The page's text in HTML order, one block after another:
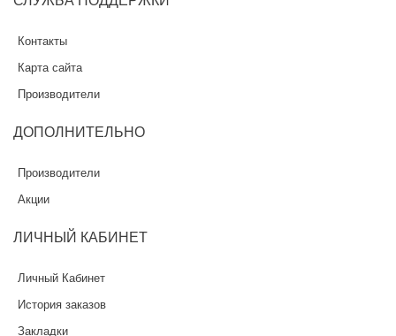
Контакты
Карта сайта
Производители
ДОПОЛНИТЕЛЬНО
Производители
Акции
ЛИЧНЫЙ КАБИНЕТ
Личный Кабинет
История заказов
Закладки